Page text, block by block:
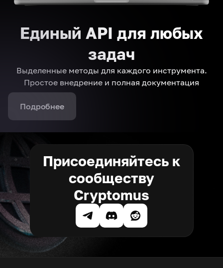
Единый API для любых
задач
Выделенные методы для каждого инструмента.
Простое внедрение и полная документация
Подробнее
Присоединяйтесь к
сообществу
Cryptomus